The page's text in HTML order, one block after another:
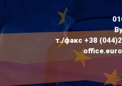
т./факс +38